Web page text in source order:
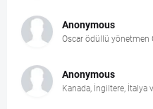
Anonymous
Oscar ödüllü yönetmen
Anonymous
Kanada, İngiltere, İtalya